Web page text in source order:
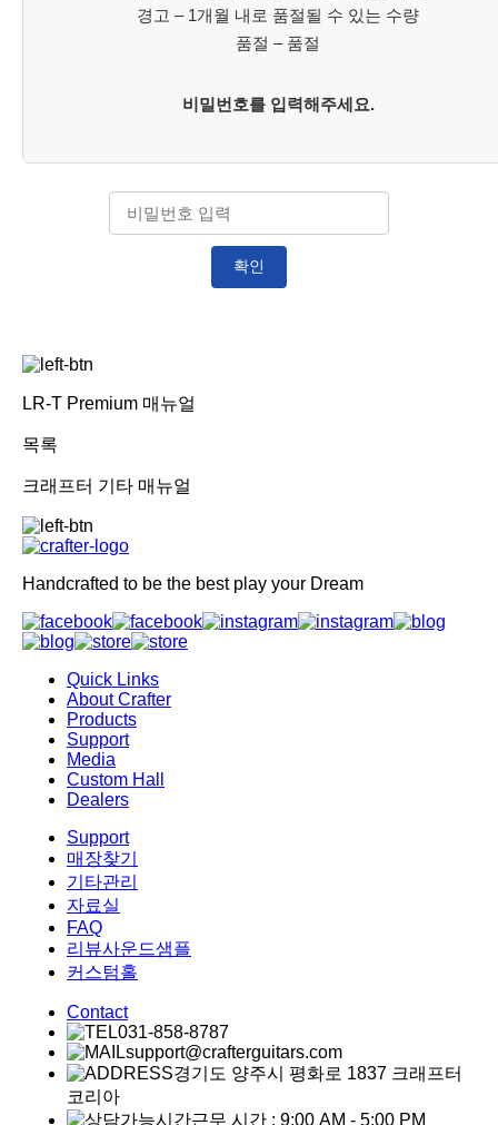
경고 – 1개월 내로 품절될 수 있는 수량
품절 – 품절
비밀번호를 입력해주세요.
확인
LR-T Premium 매뉴얼
목록
크래프터 기타 매뉴얼
Handcrafted to be the best play your Dream
Quick Links
About Crafter
Products
Support
Media
Custom Hall
Dealers
Support
매장찾기
기타관리
자료실
FAQ
리뷰사운드샘플
커스텀홀
Contact
031-858-8787
support@crafterguitars.com
경기도 양주시 평화로 1837 크래프터
코리아
근무 시간 : 9:00 AM - 5:00 PM